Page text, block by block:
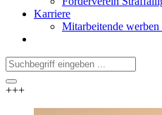
Karriere
Mitarbeitende
+++